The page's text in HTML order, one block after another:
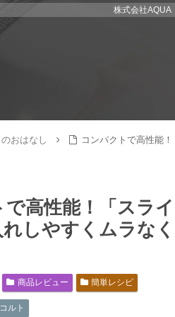
株式会社AQUA
おはなし コンパクトで高性能
で高性能！「スラ
れしやすくムラな
商品レビュー 簡単レシピ
ルト